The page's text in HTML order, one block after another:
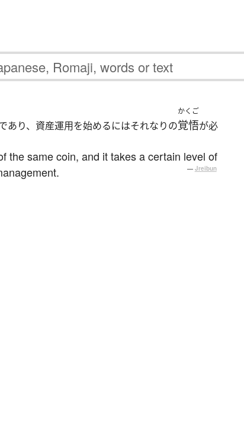
あり、資産運用を始めるにはそれなりの
かくご
覚悟が必
the same coin, and it takes a certain level of
— Jreibun